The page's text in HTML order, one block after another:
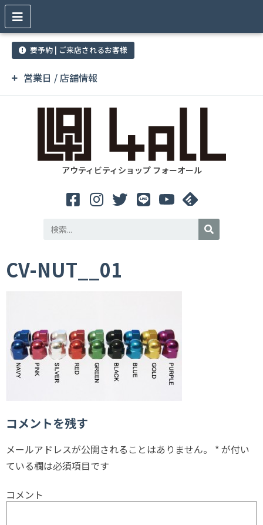
営業日 / 店舗情報
要予約 | ご来店されるお客様
アウティビティショップ フォーオール
CV-NUT__01
コメントを残す
メールアドレスが公開されることはありません。 *が付い
ている欄は必須項目です
コメント